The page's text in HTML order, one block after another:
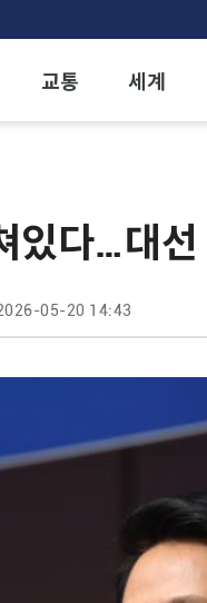
교통 세계
있다…대
05-20 14:43